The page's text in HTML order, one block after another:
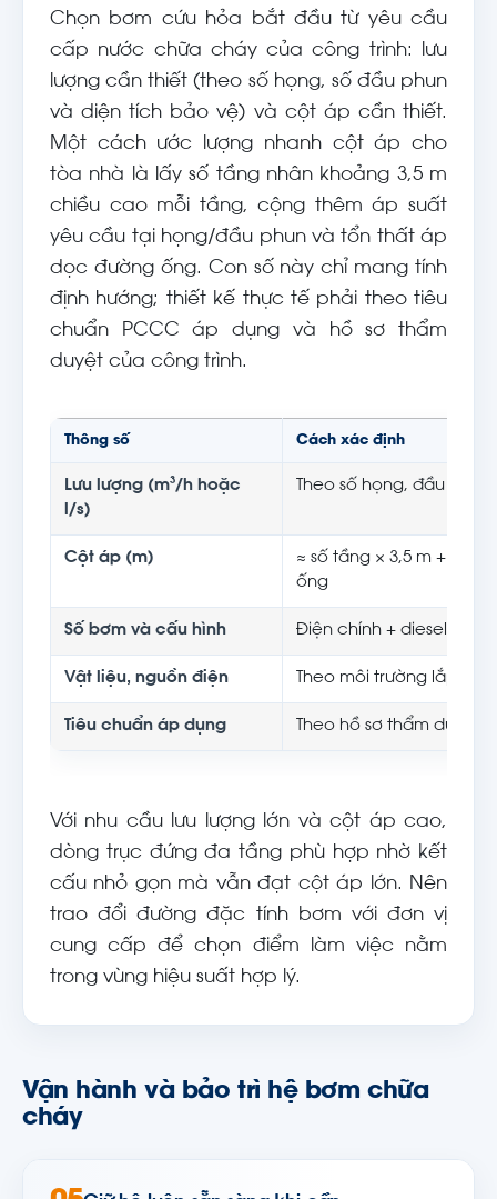
Chọn bơm cứu hỏa bắt đầu từ yêu cầu
cấp nước chữa cháy của công trình: lưu
lượng cần thiết (theo số họng, số đầu phun
và diện tích bảo vệ) và cột áp cần thiết.
Một cách ước lượng nhanh cột áp cho
tòa nhà là lấy số tầng nhân khoảng 3,5 m
chiều cao mỗi tầng, cộng thêm áp suất
yêu cầu tại họng/đầu phun và tổn thất áp
dọc đường ống. Con số này chỉ mang tính
định hướng; thiết kế thực tế phải theo tiêu
chuẩn PCCC áp dụng và hồ sơ thẩm
duyệt của công trình.
Thông số Cách xác định
Lưu lượng (m³/h hoặc
l/s)
Theo số họng, đầu
Cột áp (m)
≈ số tầng × 3,5 m + áp
ống
Số bơm và cấu hình Điện chính + diesel dự
Vật liệu, nguồn điện Theo môi trường lắp đặt
Tiêu chuẩn áp dụng Theo hồ sơ thẩm duyệt
Với nhu cầu lưu lượng lớn và cột áp cao,
dòng trục đứng đa tầng phù hợp nhờ kết
cấu nhỏ gọn mà vẫn đạt cột áp lớn. Nên
trao đổi đường đặc tính bơm với đơn vị
cung cấp để chọn điểm làm việc nằm
trong vùng hiệu suất hợp lý.
Vận hành và bảo trì hệ bơm chữa
cháy